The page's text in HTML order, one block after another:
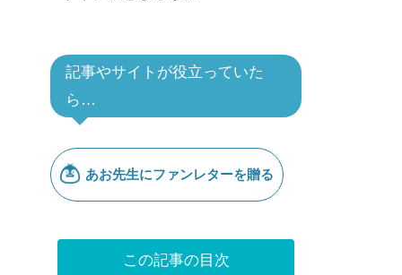
記事やサイトが役立っていた
ら…
この記事の目次